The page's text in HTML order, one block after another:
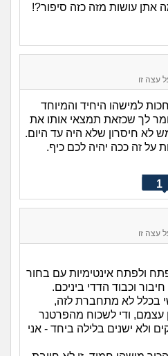
אתן עושות מזה כזה סיפור?!
עצה זו
למישהו היחיד והמיוחד
לך שכזאת תמצאי אותו את
לא חיסרון שלא היה עד היום.
על זה ככה יהיה לכם כיף.
1
עצה זו
ולפתח אינטימיות עם בחור
וכבוד הדדי ביניכם.
בכלל לא מתחברת לזה,
עצמם, ודי לשכוח מהפרטנר
ולא ישנים בלילה ביחד - אני